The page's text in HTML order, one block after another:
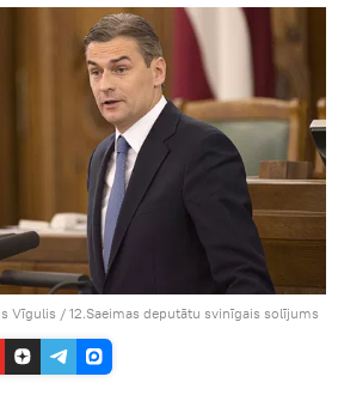
Vīgulis / 12.Saeimas deputātu svinīgais solījums